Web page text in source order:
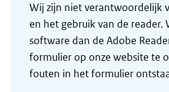
Wij zijn niet verantwoordelijk
en het gebruik van de reader.
software dan de Adobe
formulier op onze website te
fouten in het formulier